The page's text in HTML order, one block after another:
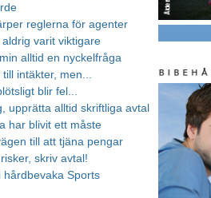
reglerna för agenter
varit viktigare
alltid en nyckelfråga
intäkter, men...
blir fel...
upprätta alltid skriftliga avtal
har blivit ett måste
till att tjäna pengar
skriv avtal!
hårdbevaka Sports